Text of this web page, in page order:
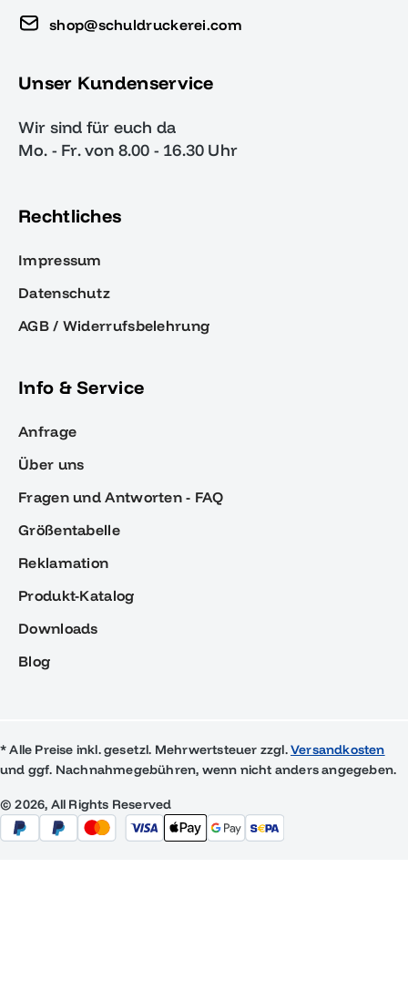
shop@schuldruckerei.com
Unser Kundenservice
Wir sind für euch da
Mo. - Fr. von 8.00 - 16.30 Uhr
Rechtliches
Impressum
Datenschutz
AGB / Widerrufsbelehrung
Info & Service
Anfrage
Über uns
Fragen und Antworten - FAQ
Größentabelle
Reklamation
Produkt-Katalog
Downloads
Blog
* Alle Preise inkl. gesetzl. Mehrwertsteuer zzgl.Versandkosten
und ggf. Nachnahmegebühren, wenn nicht anders angegeben.
© 2026, All Rights Reserved